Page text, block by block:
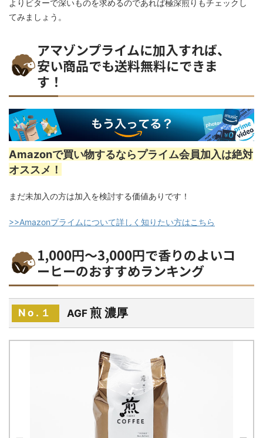
よりビターで深いものを求めるのであれば極深煎りもチェックし
てみましょう。
アマゾンプライムに加入すれば、
安い商品でも送料無料にできま
す！
Amazonで買い物するならプライム会員加入は絶対
オススメ！
まだ未加入の方は加入を検討する価値ありです！
>>Amazonプライムについて詳しく知りたい方はこちら
1,000円～3,000円で香りのよいコ
ーヒーのおすすめランキング
No.１ AGF 煎 濃厚